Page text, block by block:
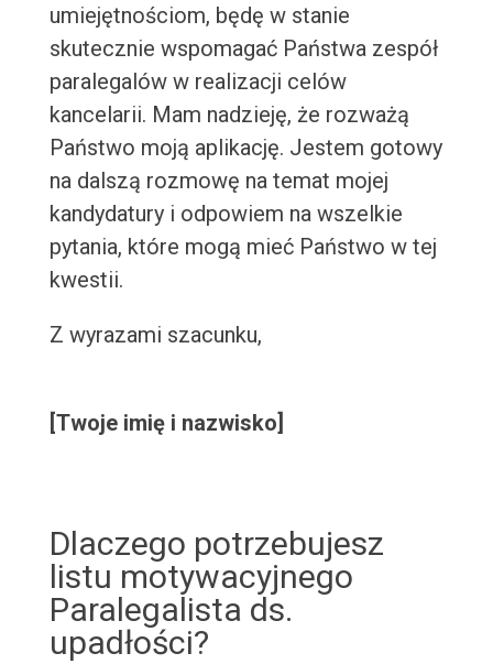
umiejętnościom, będę w stanie
skutecznie wspomagać Państwa zespół
paralegalów w realizacji celów
kancelarii. Mam nadzieję, że rozważą
Państwo moją aplikację. Jestem gotowy
na dalszą rozmowę na temat mojej
kandydatury i odpowiem na wszelkie
pytania, które mogą mieć Państwo w tej
kwestii.
Z wyrazami szacunku,
[Twoje imię i nazwisko]
Dlaczego potrzebujesz
listu motywacyjnego
Paralegalista ds.
upadłości?